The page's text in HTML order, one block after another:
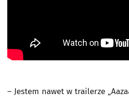
– Jestem nawet w trailerze